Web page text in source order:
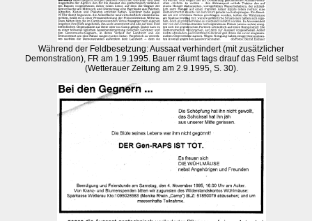
Während der Feldbesetzung: Aussaat verhindert (mit zusätzlicher
Demonstration), FR am 1.9.1995. Bauer räumt tags drauf das Feld selbst
(Wetterauer Zeitung am 2.9.1995, S. 30).